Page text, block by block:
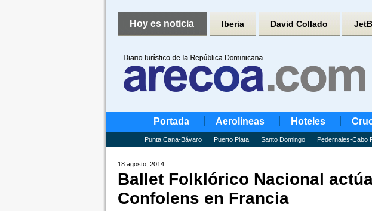
Hoy es noticia Iberia David Collado
Portada Aerolíneas Hoteles
Punta Cana-Bávaro Puerto Plata Santo Domingo Pedernales-Cabo
18 agosto, 2014
Ballet Folklórico Nacional
Confolens en Francia